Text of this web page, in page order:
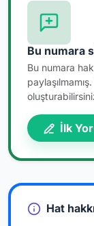
Bu numara
Bu numara
İlk
Hat